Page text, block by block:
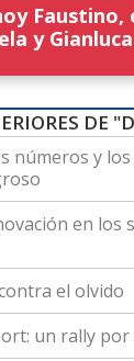
Faustino,
y
DE
números y
en los
el olvido
un rally